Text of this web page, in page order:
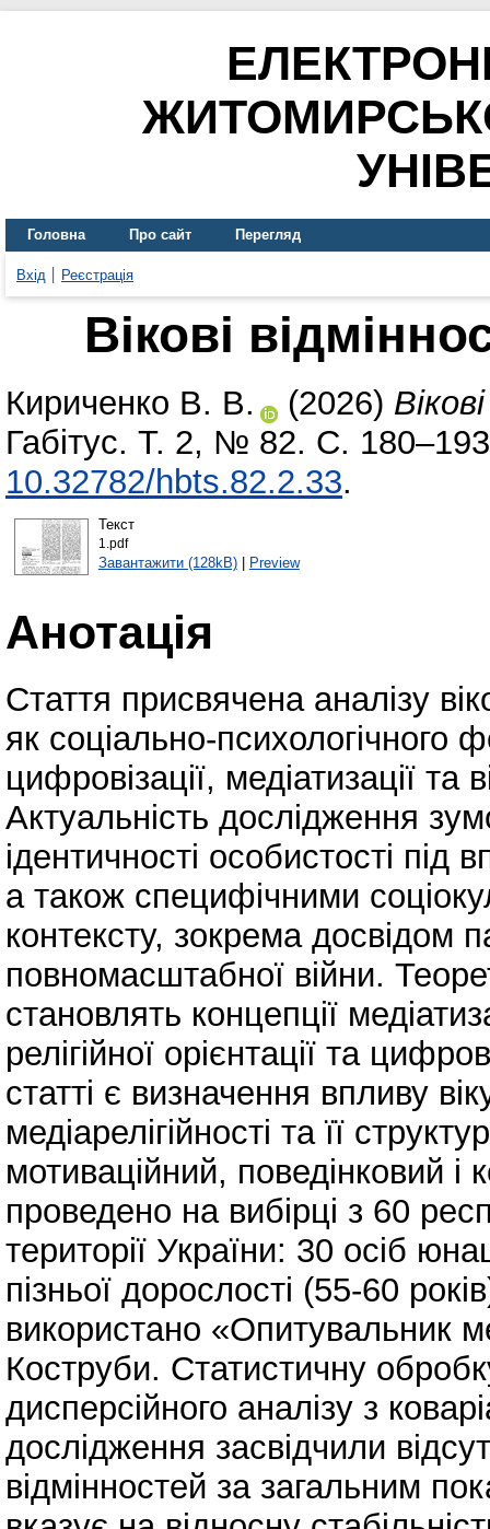
Головна Про сайт Перегляд
Вхід Реєстрація
Вікові
Кириченко В. В. (2026)
Габітус. Т. 2, № 82. С.
10.32782/hbts.82.2.33.
Текст
1.pdf
Завантажити (128kB)| Preview
Анотація
Стаття присвячена аналізу
як соціально-
цифровізації, медіатизації та
Актуальність дослідження
ідентичності особистості під
а також специфічними
контексту, зокрема досвідом
повномасштабної війни.
становлять концепції
релігійної орієнтації та
статті є визначення впливу
медіарелігійності та її
мотиваційний, поведінковий і
проведено на вибірці з 60
території України: 30 осіб
пізньої дорослості (55-60
використано «Опитувальник
Коструби. Статистичну
дисперсійного аналізу з
дослідження засвідчили
відмінностей за загальним